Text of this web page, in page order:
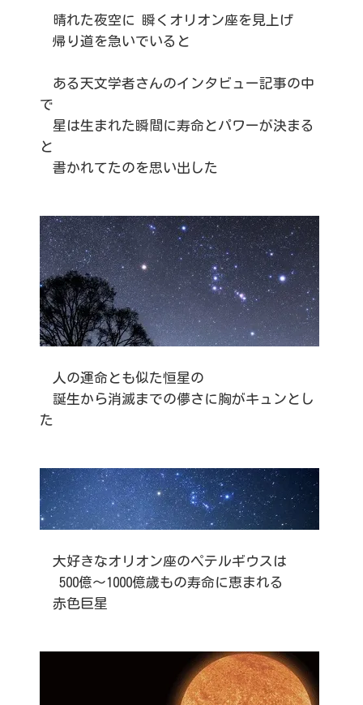
晴れた夜空に 瞬くオリオン座を見上げ
帰り道を急いでいると
ある天文学者さんのインタビュー記事の中
で
星は生まれた瞬間に寿命とパワーが決まる
と
書かれてたのを思い出した
人の運命とも似た恒星の
誕生から消滅までの儚さに胸がキュンとし
た
大好きなオリオン座のペテルギウスは
500億～1000億歳もの寿命に恵まれる
赤色巨星